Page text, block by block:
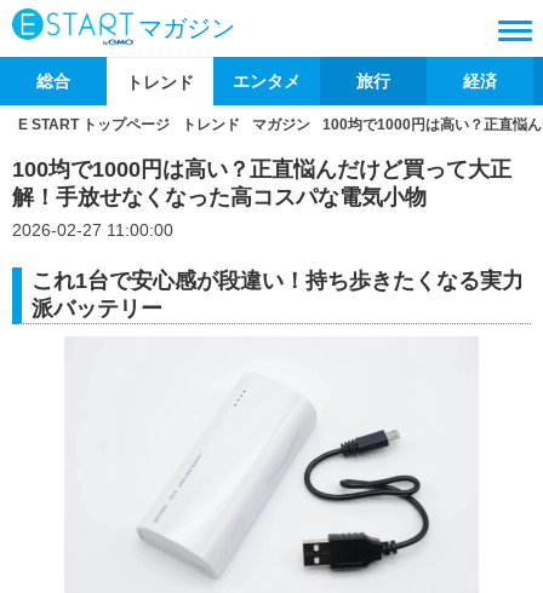
マガジン
総合 トレンド エンタメ 旅行 経済
E START トップページ トレンド マガジン 100均で1000円は高い？正直悩
100均で1000円は高い？正直悩んだけど買って大正
解！手放せなくなった高コスパな電気小物
2026-02-27 11:00:00
これ1台で安心感が段違い！持ち歩きたくなる実力
派バッテリー